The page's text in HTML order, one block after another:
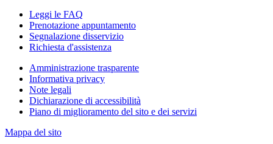
Leggi le FAQ
Prenotazione appuntamento
Segnalazione disservizio
Richiesta d'assistenza
Amministrazione trasparente
Informativa privacy
Note legali
Dichiarazione di accessibilità
Piano di miglioramento del sito e dei servizi
Mappa del sito